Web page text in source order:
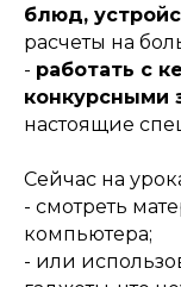
блюд,
расчеты на
- работать с
конкурсными
настоящие
Сейчас на
- смотреть
компьютера;
- или